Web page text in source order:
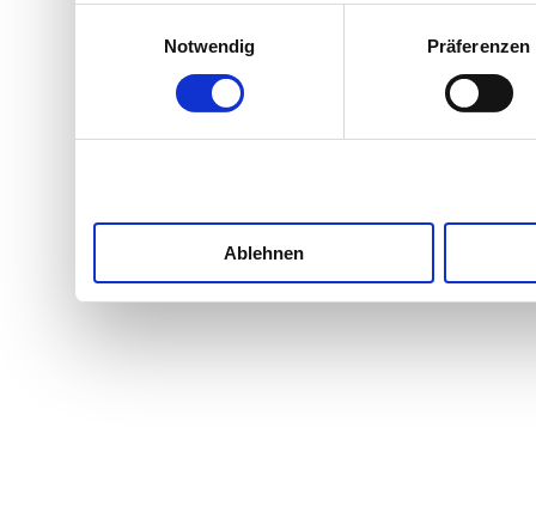
Cookies zu. Sie
Auswahl treffen und
Notwendig
Präferenzen
Ablehnen